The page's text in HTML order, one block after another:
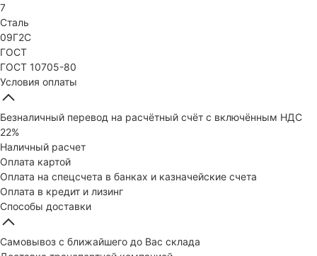
7
Сталь
09Г2С
ГОСТ
ГОСТ 10705-80
Условия оплаты
Безналичный перевод на расчётный счёт с включённым НДС
22%
Наличный расчет
Оплата картой
Оплата на спецсчета в банках и казначейские счета
Оплата в кредит и лизинг
Способы доставки
Самовывоз с ближайшего до Вас склада